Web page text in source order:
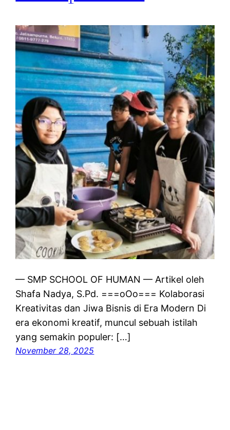
— SMP SCHOOL OF HUMAN — Artikel oleh
Shafa Nadya, S.Pd. ===oOo=== Kolaborasi
Kreativitas dan Jiwa Bisnis di Era Modern Di
era ekonomi kreatif, muncul sebuah istilah
yang semakin populer: […]
November 28, 2025